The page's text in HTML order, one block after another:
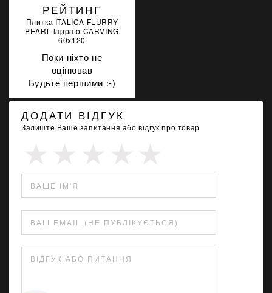
PWRGPRMXB0010
РЕЙТИНГ
Плитка ITALICA FLURRY
PEARL lappato CARVING
60x120
Поки ніхто не
оцінював
Будьте першими :-)
ДОДАТИ ВІДГУК
Залиште Ваше запитання або відгук про товар
ВАШЕ ІМ'Я
ВАШ EMAIL (НЕ ПУБЛІКУЄТЬСЯ)
ВІДГУК АБО ПИТАННЯ